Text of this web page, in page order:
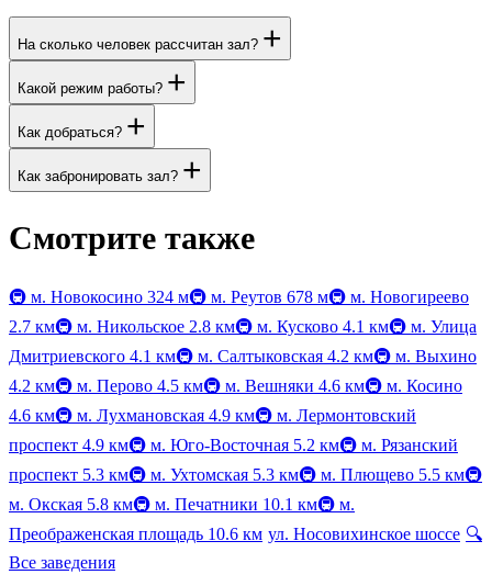
На сколько человек рассчитан зал? +
Какой режим работы? +
Как добраться? +
Как забронировать зал? +
Смотрите также
🚇 м. Новокосино 324 м🚇 м. Реутов 678 м🚇 м. Новогиреево
2.7 км🚇 м. Никольское 2.8 км🚇 м. Кусково 4.1 км🚇 м. Улица
Дмитриевского 4.1 км🚇 м. Салтыковская 4.2 км🚇 м. Выхино
4.2 км🚇 м. Перово 4.5 км🚇 м. Вешняки 4.6 км🚇 м. Косино
4.6 км🚇 м. Лухмановская 4.9 км🚇 м. Лермонтовский
проспект 4.9 км🚇 м. Юго-Восточная 5.2 км🚇 м. Рязанский
проспект 5.3 км🚇 м. Ухтомская 5.3 км🚇 м. Плющево 5.5 км🚇
м. Окская 5.8 км🚇 м. Печатники 10.1 км🚇 м.
Преображенская площадь 10.6 км ул. Носовихинское шоссе 🔍
Все заведения